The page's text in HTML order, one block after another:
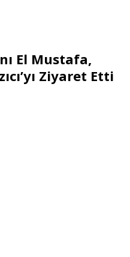
El Mustafa,
Ziyaret Etti